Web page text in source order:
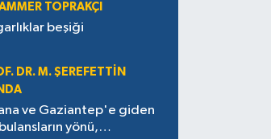
TOPRAKÇI
beşiği
DR. M. ŞEREFETTIN
ve Gaziantep'e giden
yönü,